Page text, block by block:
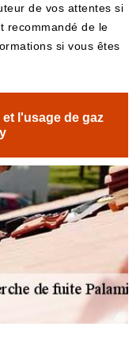
de vos attentes si
recommandé de le
si vous êtes
l'usage de gaz